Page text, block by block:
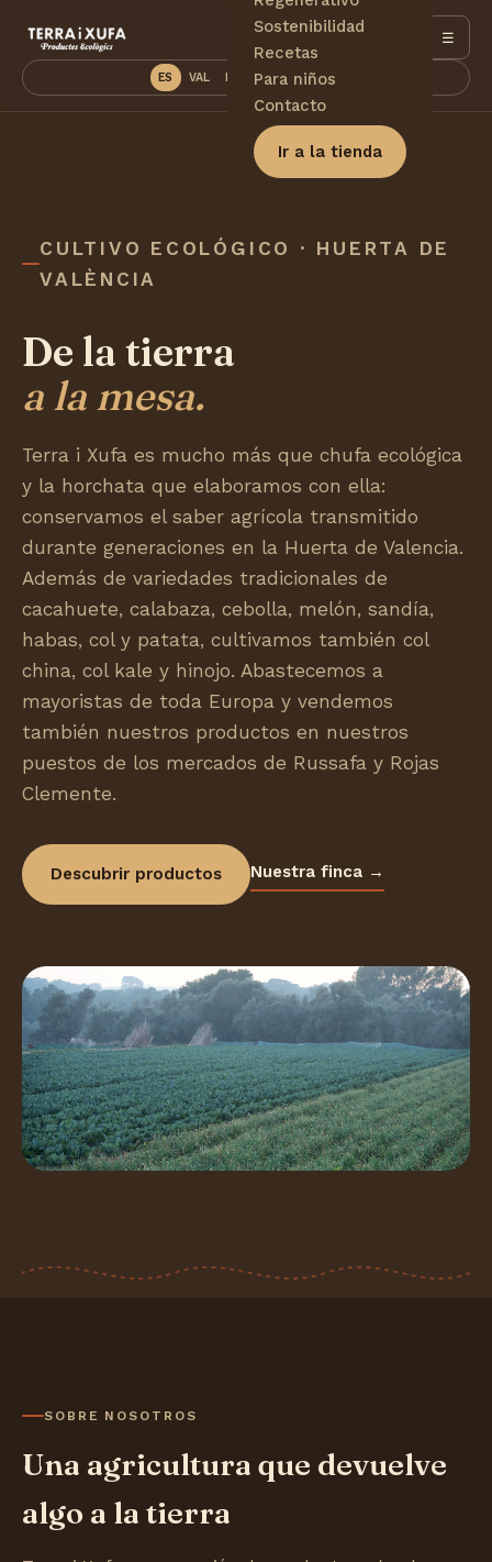
Sostenibilidad
Recetas
Para niños
Contacto
Ir a la tienda
ES VAL EN DE PT FR
☰
CULTIVO ECOLÓGICO · HUERTA DE
VALÈNCIA
De la tierra
a la mesa.
Terra i Xufa es mucho más que chufa ecológica
y la horchata que elaboramos con ella:
conservamos el saber agrícola transmitido
durante generaciones en la Huerta de Valencia.
Además de variedades tradicionales de
cacahuete, calabaza, cebolla, melón, sandía,
habas, col y patata, cultivamos también col
china, col kale y hinojo. Abastecemos a
mayoristas de toda Europa y vendemos
también nuestros productos en nuestros
puestos de los mercados de Russafa y Rojas
Clemente.
Descubrir productos Nuestra finca →
SOBRE NOSOTROS
Una agricultura que devuelve
algo a la tierra